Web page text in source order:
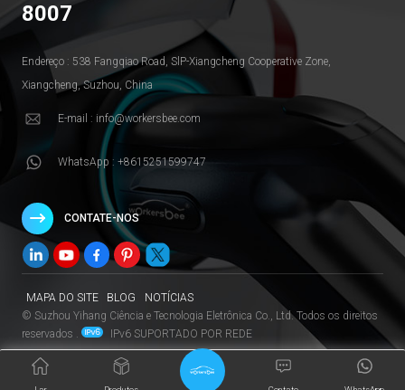
8007
Endereço : 538 Fangqiao Road, SlP-Xiangcheng Cooperative Zone,
Xiangcheng, Suzhou, China
E-mail : info@workersbee.com
WhatsApp : +8615251599747
CONTATE-NOS
MAPA DO SITE BLOG
NOTÍCIAS
© Suzhou Yihang Ciência e Tecnologia Eletrônica Co., Ltd. Todos os direitos
reservados .
IPv6 SUPORTADO POR REDE